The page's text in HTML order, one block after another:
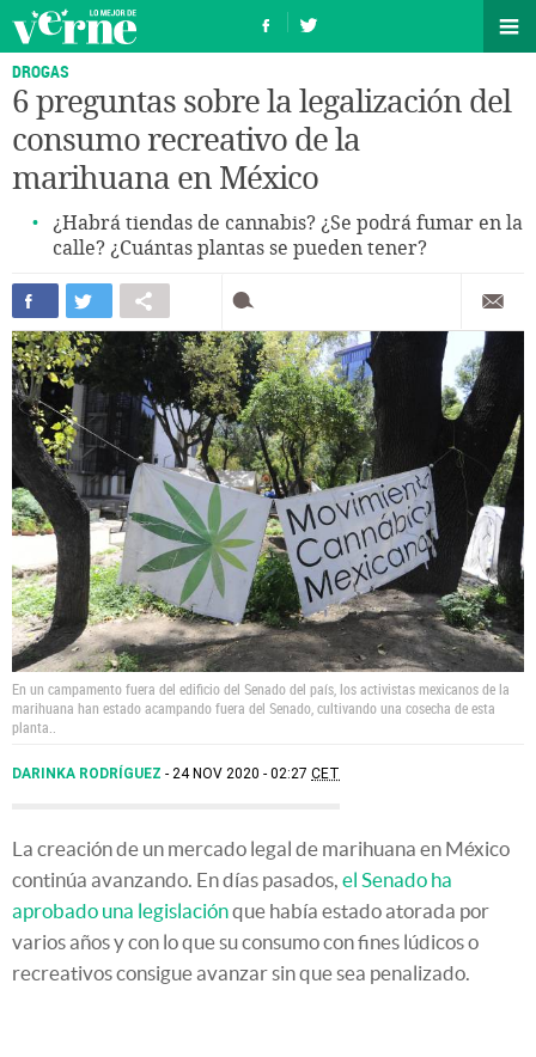
DROGAS
6 preguntas sobre la legalización del
consumo recreativo de la
marihuana en México
¿Habrá tiendas de cannabis? ¿Se podrá fumar en la
calle? ¿Cuántas plantas se pueden tener?
En un campamento fuera del edificio del Senado del país, los activistas mexicanos de la
marihuana han estado acampando fuera del Senado, cultivando una cosecha de esta
planta..
DARINKA RODRÍGUEZ 24 NOV 2020 - 02:27 CET
La creación de un mercado legal de marihuana en México
continúa avanzando. En días pasados, el Senado ha
aprobado una legislaciónque había estado atorada por
varios años y con lo que su consumo con fines lúdicos o
recreativos consigue avanzar sin que sea penalizado.